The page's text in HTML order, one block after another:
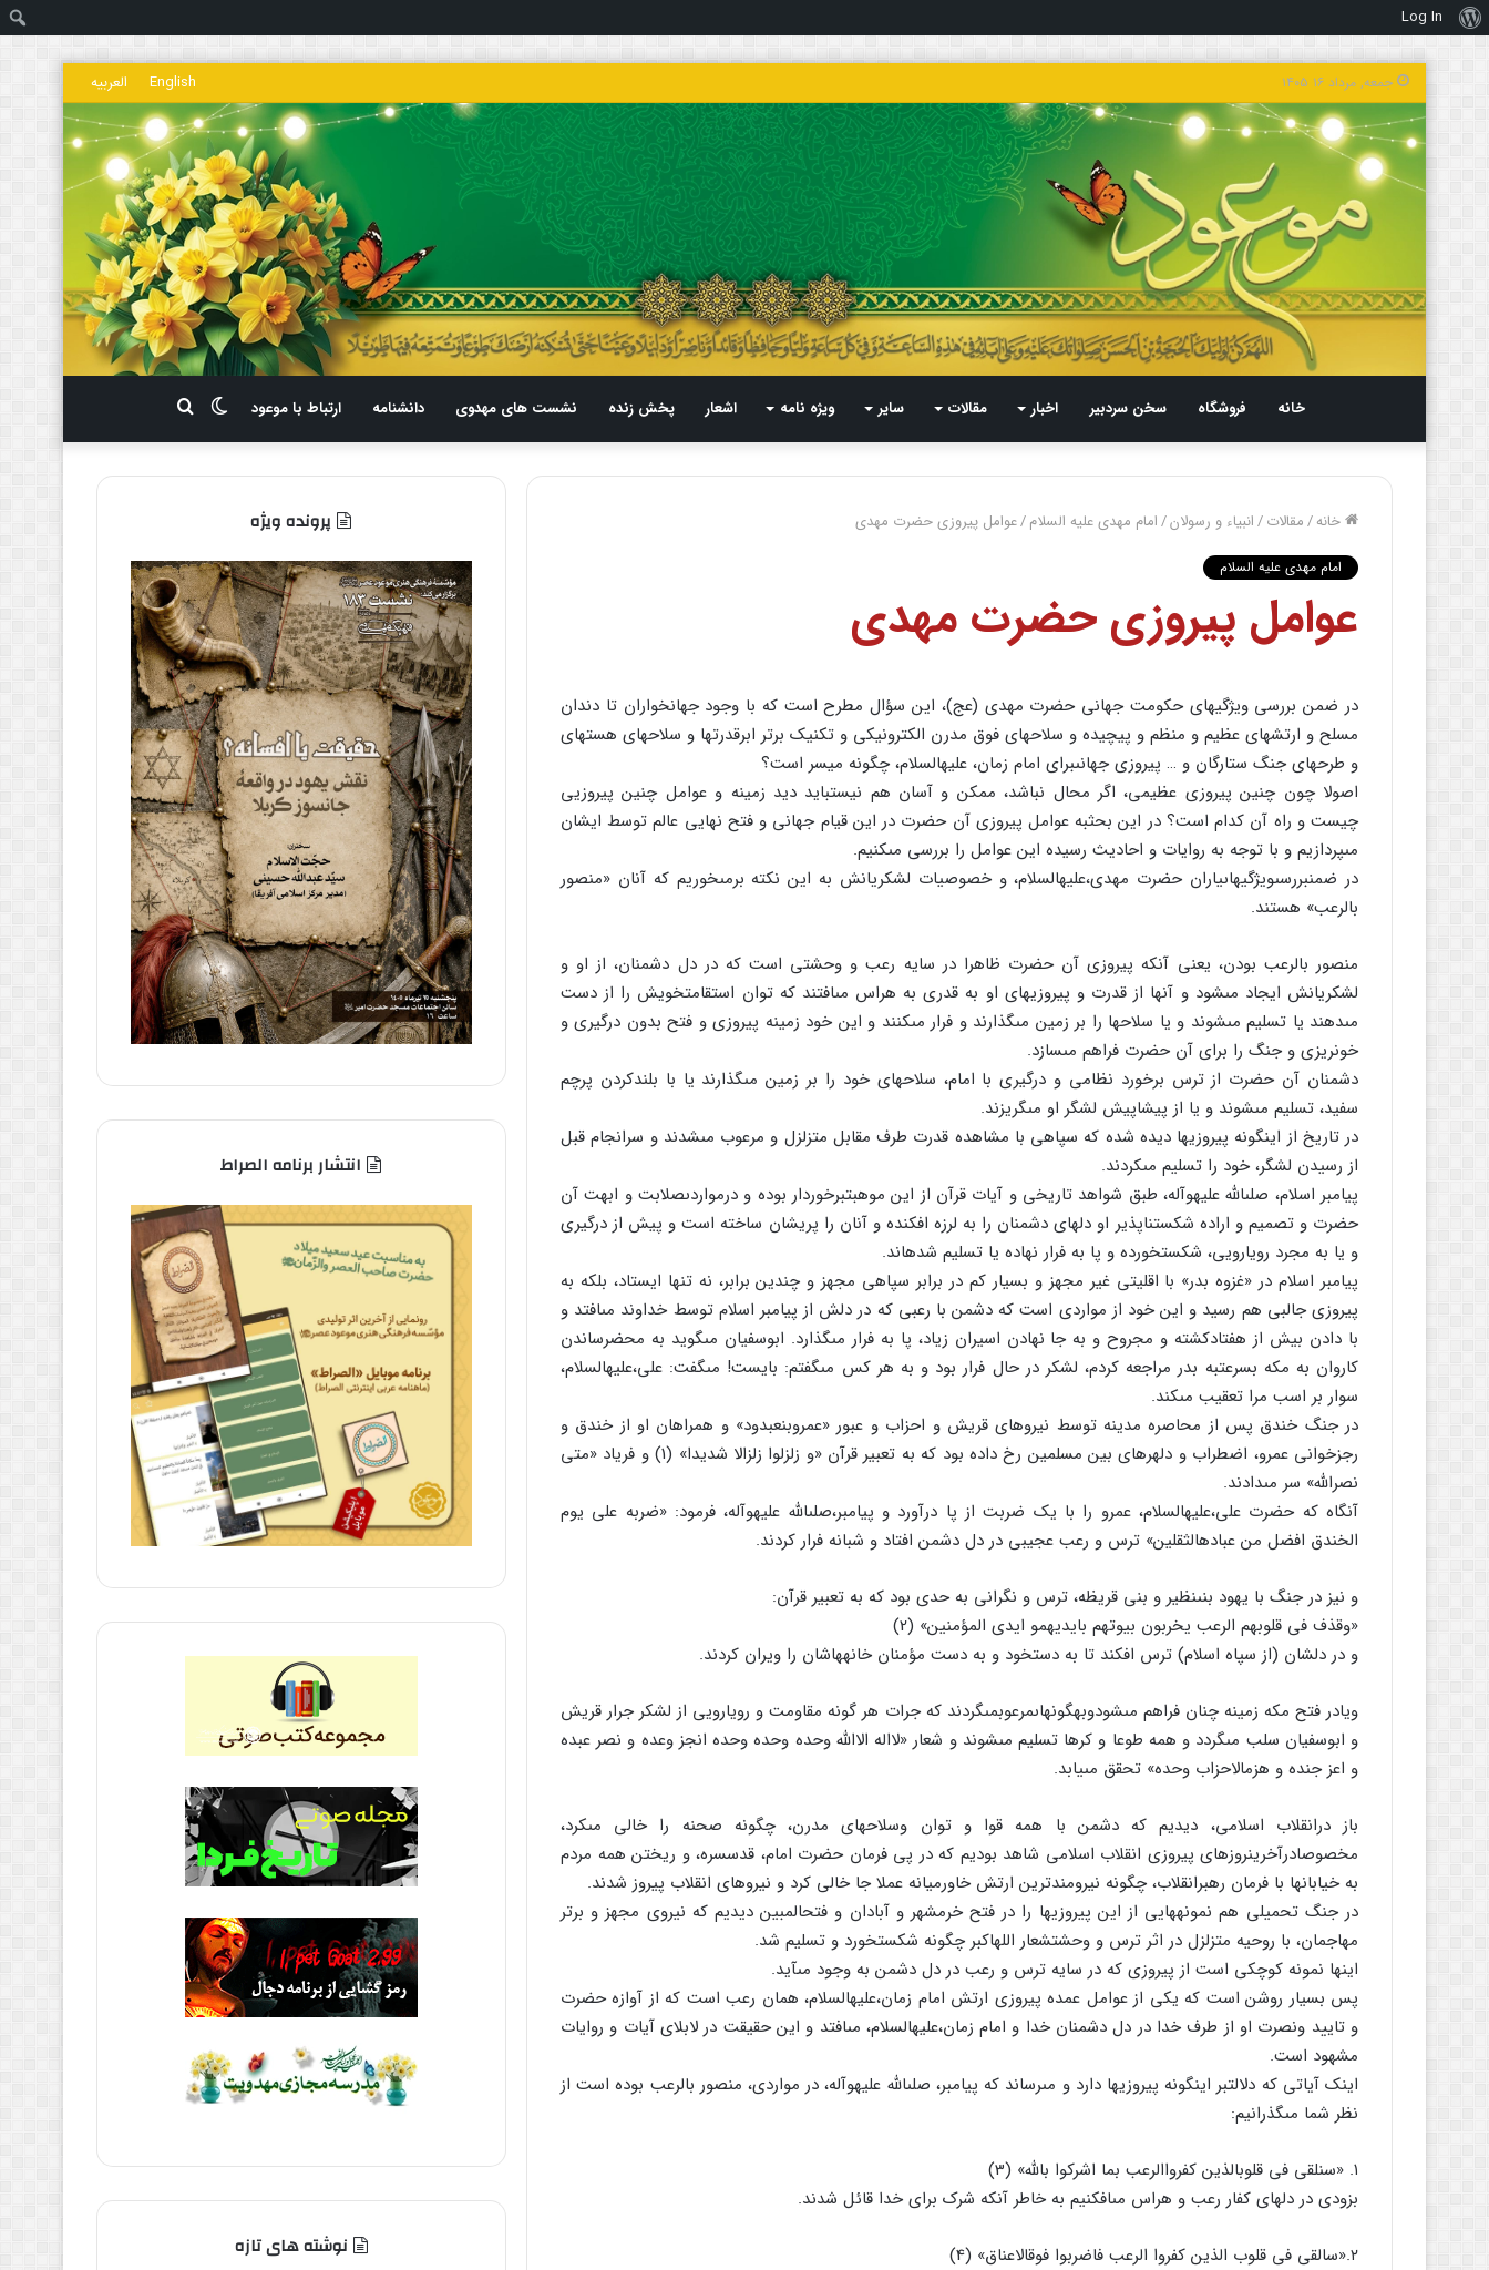
درباره
وردپرس
Log In
جمعه, مرداد ۱۶ ۱۴۰۵ English العربیه
خانه فروشگاه سخن سردبیر اخبار مقالات سایر ویژه نامه اشعار پخش زنده نشست های مهدوی دانشنامه ارتباط با موعود
برای
تغییر
پوسته
خانه/مقالات/انبیاء و رسولان/امام مهدی علیه السلام/عوامل پیروزى حضرت مهدى
امام مهدی علیه السلام
عوامل پیروزى حضرت مهدى
در ضمن بررسى ویژگیهاى حکومت جهانى حضرت مهدی (عج)، این سؤال مطرح است که با وجود جهانخواران تا دندان
مسلح و ارتشهاى عظیم و منظم و پیچیده و سلاحهاى فوق مدرن الکترونیکى و تکنیک برتر ابرقدرتها و سلاحهاى هسته‏اى
و طرحهاى جنگ ستارگان و … پیروزى جهانى‏براى امام زمان، علیه‏السلام، چگونه میسر است؟
اصولا چون چنین پیروزى عظیمى، اگر محال نباشد، ممکن و آسان هم نیست‏باید دید زمینه و عوامل چنین پیروزیى
چیست و راه آن کدام است؟ در این بحث‏به عوامل پیروزى آن حضرت در این قیام جهانى و فتح نهایى عالم توسط ایشان
مى‏پردازیم و با توجه به روایات و احادیث رسیده این عوامل را بررسى مى‏کنیم.
در ضمن‏بررسى‏ویژگیهاى‏یاران حضرت مهدى،علیه‏السلام، و خصوصیات لشکریانش به این نکته برمى‏خوریم که آنان «منصور
بالرعب‏» هستند.
منصور بالرعب بودن، یعنى آنکه پیروزى آن حضرت ظاهرا در سایه رعب و وحشتى است که در دل دشمنان، از او و
لشکریانش ایجاد مى‏شود و آنها از قدرت و پیروزیهاى او به قدرى به هراس مى‏افتند که توان استقامت‏خویش را از دست
مى‏دهند یا تسلیم مى‏شوند و یا سلاحها را بر زمین مى‏گذارند و فرار مى‏کنند و این خود زمینه پیروزى و فتح بدون درگیرى و
خونریزى و جنگ را براى آن حضرت فراهم مى‏سازد.
دشمنان آن حضرت از ترس برخورد نظامى و درگیرى با امام، سلاحهاى خود را بر زمین مى‏گذارند یا با بلندکردن پرچم
سفید، تسلیم مى‏شوند و یا از پیشاپیش لشگر او مى‏گریزند.
در تاریخ از اینگونه پیروزیها دیده شده که سپاهى با مشاهده قدرت طرف مقابل متزلزل و مرعوب مى‏شدند و سرانجام قبل
از رسیدن لشگر، خود را تسلیم مى‏کردند.
پیامبر اسلام، صلى‏الله علیه‏وآله، طبق شواهد تاریخى و آیات قرآن از این موهبت‏برخوردار بوده و درمواردى‏صلابت و ابهت آن
حضرت و تصمیم و اراده شکست‏ناپذیر او دلهاى دشمنان را به لرزه افکنده و آنان را پریشان ساخته است و پیش از درگیرى
و یا به مجرد رویارویى، شکست‏خورده و پا به فرار نهاده یا تسلیم شده‏اند.
پیامبر اسلام در «غزوه بدر» با اقلیتى غیر مجهز و بسیار کم در برابر سپاهى مجهز و چندین برابر، نه تنها ایستاد، بلکه به
پیروزى جالبى هم رسید و این خود از مواردى است که دشمن با رعبى که در دلش از پیامبر اسلام توسط خداوند مى‏افتد و
با دادن بیش از هفتادکشته و مجروح و به جا نهادن اسیران زیاد، پا به فرار مى‏گذارد. ابوسفیان مى‏گوید به محض‏رساندن
کاروان به مکه بسرعت‏به بدر مراجعه کردم، لشکر در حال فرار بود و به هر کس مى‏گفتم: بایست! مى‏گفت: على،علیه‏السلام،
سوار بر اسب مرا تعقیب مى‏کند.
در جنگ خندق پس از محاصره مدینه توسط نیروهاى قریش و احزاب و عبور «عمروبن‏عبدود» و همراهان او از خندق و
رجزخوانى عمرو، اضطراب و دلهره‏اى بین مسلمین رخ داده بود که به تعبیر قرآن «و زلزلوا زلزالا شدیدا» (1) و فریاد «متى
نصرالله‏» سر مى‏دادند.
آنگاه که حضرت على،علیه‏السلام، عمرو را با یک ضربت از پا درآورد و پیامبر،صلى‏الله علیه‏وآله، فرمود: «ضربه على یوم
الخندق افضل من عباده‏الثقلین‏» ترس و رعب عجیبى در دل دشمن افتاد و شبانه فرار کردند.
و نیز در جنگ با یهود بنى‏نظیر و بنى قریظه، ترس و نگرانى به حدى بود که به تعبیر قرآن:
«وقذف فى قلوبهم الرعب یخربون بیوتهم بایدیهم‏و ایدى المؤمنین‏» (2)
و در دلشان (از سپاه اسلام) ترس افکند تا به دست‏خود و به دست مؤمنان خانه‏هاشان را ویران کردند.
ویادر فتح مکه زمینه چنان فراهم مى‏شودوبه‏گونه‏اى‏مرعوب‏مى‏گردند که جرات هر گونه مقاومت و رویارویى از لشکر جرار قریش
و ابوسفیان سلب مى‏گردد و همه طوعا و کرها تسلیم مى‏شوند و شعار «لااله الاالله وحده وحده وحده انجز وعده و نصر عبده
و اعز جنده و هزم‏الاحزاب وحده‏» تحقق مى‏یابد.
باز درانقلاب اسلامى، دیدیم که دشمن با همه قوا و توان وسلاحهاى مدرن، چگونه صحنه را خالى مى‏کرد،
مخصوصادرآخرین‏روزهاى پیروزى انقلاب اسلامى شاهد بودیم که در پى فرمان حضرت امام، قدس‏سره، و ریختن همه مردم
به خیابانها با فرمان رهبرانقلاب، چگونه نیرومندترین ارتش خاورمیانه عملا جا خالى کرد و نیروهاى انقلاب پیروز شدند.
در جنگ تحمیلى هم نمونه‏هایى از این پیروزیها را در فتح خرمشهر و آبادان و فتح‏المبین دیدیم که نیروى مجهز و برتر
مهاجمان، با روحیه متزلزل در اثر ترس و وحشت‏شعار الله‏اکبر چگونه شکست‏خورد و تسلیم شد.
اینها نمونه کوچکى است از پیروزى که در سایه ترس و رعب در دل دشمن به وجود مى‏آید.
پس بسیار روشن است که یکى از عوامل عمده پیروزى ارتش امام زمان،علیه‏السلام، همان رعب است که از آوازه حضرت
و تایید ونصرت او از طرف خدا در دل دشمنان خدا و امام زمان،علیه‏السلام، مى‏افتد و این حقیقت در لابلاى آیات و روایات
مشهود است.
اینک آیاتى که دلالت‏بر اینگونه پیروزیها دارد و مى‏رساند که پیامبر، صلى‏الله علیه‏وآله، در مواردى، منصور بالرعب بوده است از
نظر شما مى‏گذرانیم:
۱. «سنلقى فى قلوب‏الذین کفرواالرعب بما اشرکوا بالله‏» (3)
بزودى در دلهاى کفار رعب و هراس مى‏افکنیم به خاطر آنکه شرک براى خدا قائل شدند.
۲.«سالقى فى قلوب الذین کفروا الرعب فاضربوا فوق‏الاعناق‏» (4)
پرونده ویژه
انتشار برنامه الصراط
نوشته های تازه